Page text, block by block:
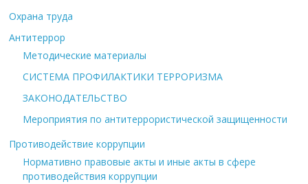
Охрана труда
Антитеррор
Методические материалы
СИСТЕМА ПРОФИЛАКТИКИ ТЕРРОРИЗМА
ЗАКОНОДАТЕЛЬСТВО
Мероприятия по антитеррористической защищенности
Противодействие коррупции
Нормативно правовые акты и иные акты в сфере
противодействия коррупции